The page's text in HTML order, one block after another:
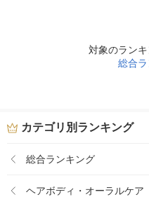
対象のラン
総合
カテゴリ別ランキング
総合ランキング
ヘアボディ・オーラルケア